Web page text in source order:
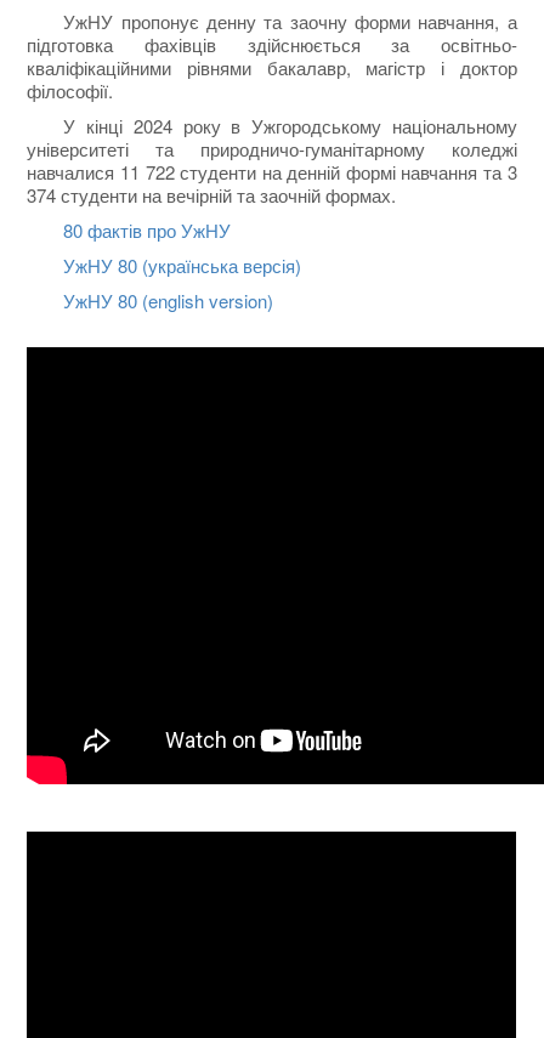
УжНУ пропонує денну та заочну форми навчання, а
підготовка фахівців здійснюється за освітньо-
кваліфікаційними рівнями бакалавр, магістр і доктор
філософії.
У кінці 2024 року в Ужгородському національному
університеті та природничо-гуманітарному коледжі
навчалися 11 722 студенти на денній формі навчання та 3
374 студенти на вечірній та заочній формах.
80 фактів про УжНУ
УжНУ 80 (українська версія)
УжНУ 80 (english version)